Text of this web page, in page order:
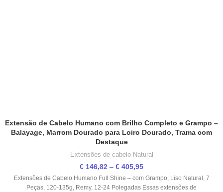
Extensão de Cabelo Humano com Brilho Completo e Grampo –
Balayage, Marrom Dourado para Loiro Dourado, Trama com
Destaque
Extensões de cabelo Natural
€ 146,82 – € 405,95
Extensões de Cabelo Humano Full Shine – com Grampo, Liso Natural, 7
Peças, 120-135g, Remy, 12-24 Polegadas Essas extensões de